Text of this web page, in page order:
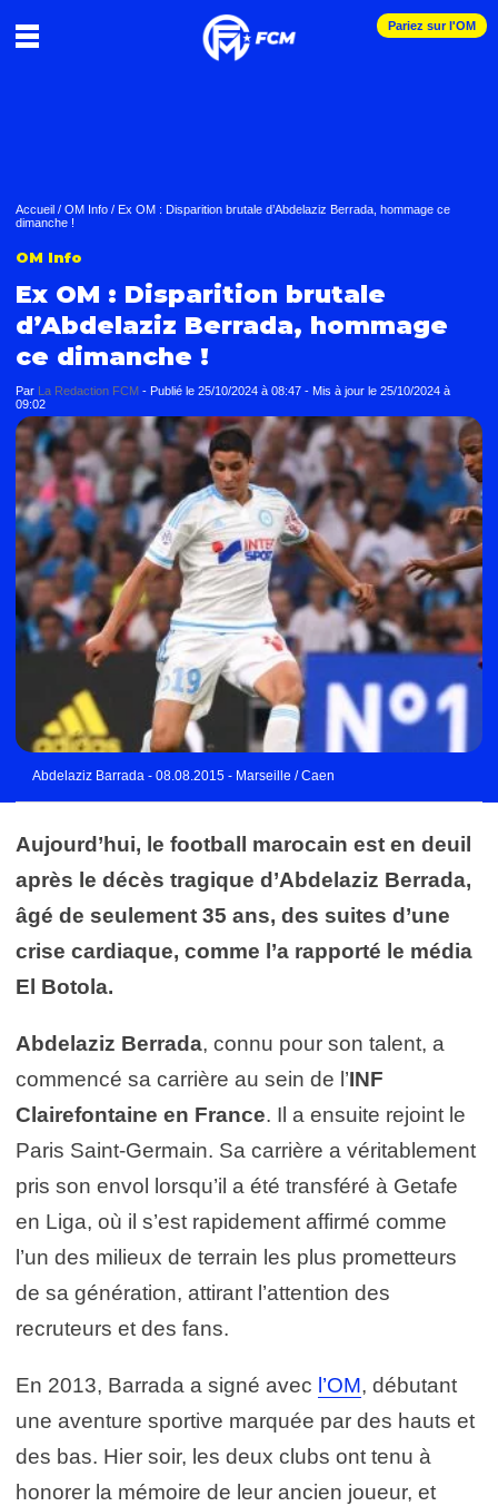
Pariez sur l'OM
Accueil / OM Info / Ex OM : Disparition brutale d’Abdelaziz Berrada, hommage ce
dimanche !
OM Info
Ex OM : Disparition brutale
d’Abdelaziz Berrada, hommage
ce dimanche !
Par La Redaction FCM - Publié le 25/10/2024 à 08:47 - Mis à jour le 25/10/2024 à
09:02
Abdelaziz Barrada - 08.08.2015 - Marseille / Caen
Aujourd’hui, le football marocain est en deuil
après le décès tragique d’Abdelaziz Berrada,
âgé de seulement 35 ans, des suites d’une
crise cardiaque, comme l’a rapporté le média
El Botola.
Abdelaziz Berrada, connu pour son talent, a
commencé sa carrière au sein de l’INF
Clairefontaine en France. Il a ensuite rejoint le
Paris Saint-Germain. Sa carrière a véritablement
pris son envol lorsqu’il a été transféré à Getafe
en Liga, où il s’est rapidement affirmé comme
l’un des milieux de terrain les plus prometteurs
de sa génération, attirant l’attention des
recruteurs et des fans.
En 2013, Barrada a signé avec l’OM, débutant
une aventure sportive marquée par des hauts et
des bas. Hier soir, les deux clubs ont tenu à
honorer la mémoire de leur ancien joueur, et